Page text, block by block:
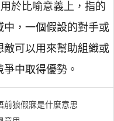
於比喻意義上，指的
，一個假設的對手或
可以用來幫助組織或
中取得優勢。
前狼假寐是什麼意思